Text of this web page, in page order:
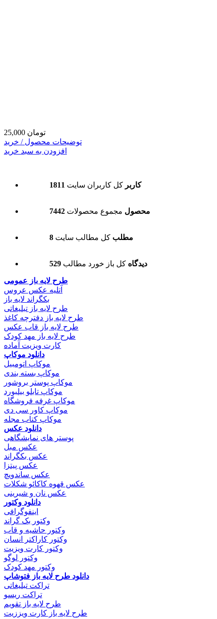
25,000 تومان
توضیحات محصول / خرید
افزودن به سبد خرید
1811 کاربر کل کاربران سایت
7442 محصول مجموع محصولات
8 مطلب کل مطالب سایت
529 دیدگاه کل باز خورد مطالب
طرح لایه باز عمومی
آتلیه عکس عروس
بکگراند لایه باز
طرح لایه باز تبلیغاتی
طرح لایه باز دفترچه کاغذ
طرح لایه باز قاب عکس
طرح لایه باز مهد کودک
کارت ویزیت آماده
دانلود موکاپ
موکاپ اتومبیل
موکاپ بسته بندی
موکاپ پوستر بروشور
موکاپ تابلو بیلبورد
موکاپ غرفه فروشگاه
موکاپ کاور سی دی
موکاپ کتاب مجله
دانلود عکس
پوستر های نمایشگاهی
عکس مبل
عکس بکگراند
عکس پیتزا
عکس ساندویچ
عکس قهوه کاکائو شکلات
عکس نان و شیرینی
دانلود وکتور
اینفوگرافی
وکتور بک گراند
وکتور حاشیه و قاب
وکتور کاراکتر انسان
وکتور کارت ویزیت
وکتور لوگو
وکتور مهد کودک
دانلود طرح لایه باز فتوشاپ
تراکت تبلیغاتی
تراکت ریسو
طرح لایه باز تقویم
طرح لایه باز کارت ویززیت